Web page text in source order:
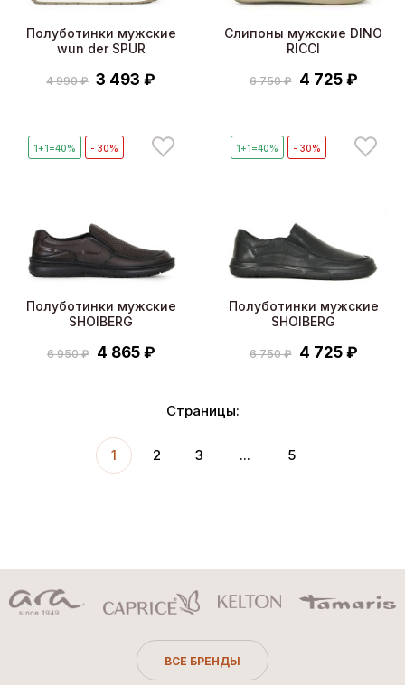
Полуботинки мужские
wun der SPUR
4 990 ₽ 3 493 ₽
Слипоны мужские DINO
RICCI
6 750 ₽ 4 725 ₽
1+1=40% - 30%
Полуботинки мужские
SHOIBERG
6 950 ₽ 4 865 ₽
1+1=40% - 30%
Полуботинки мужские
SHOIBERG
6 750 ₽ 4 725 ₽
Страницы:
1 2 3 ... 5
ВСЕ БРЕНДЫ